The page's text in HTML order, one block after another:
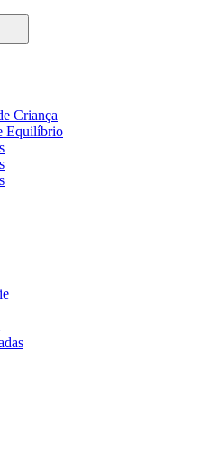
Criança
Equilíbrio